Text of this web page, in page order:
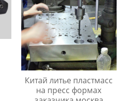
Китай литье пластмасс
на пресс формах